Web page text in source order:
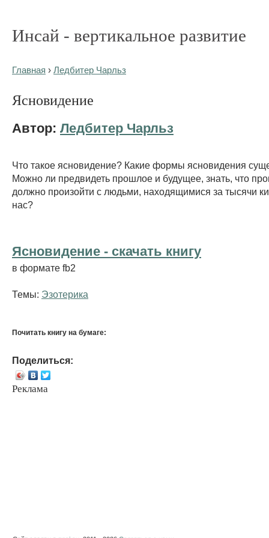
Инсай - вертикальное развитие
Главная › Ледбитер Чарльз
Ясновидение
Автор: Ледбитер Чарльз
Что такое ясновидение? Какие формы ясновидения
Можно ли предвидеть прошлое и будущее, знать, что
должно произойти с людьми, находящимися за тысячи
нас?
Ясновидение - cкачать книгу
в формате fb2
Темы: Эзотерика
Почитать книгу на бумаге:
Поделиться:
Реклама